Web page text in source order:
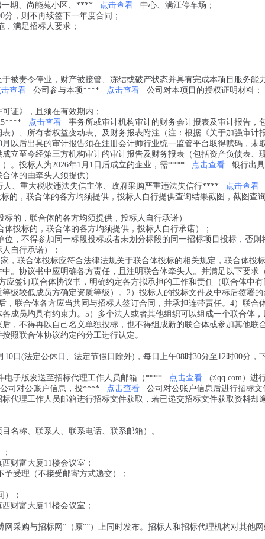
一期、尚能苑小区、****
点击查看
中心、满江停车场；
，则不再续签下一年度合同；
满足招标人要求；
被责令停业，财产被接管、冻结或破产状态并具有完成本项目服务能
查看
公司参与本项**** 点击查看 公司对本项目的授权证明材料；
证》，且须在有效期内；
点击查看
事务所或审计机构审计的财务会计报表及审计报告，
）、所有者权益变动表、及财务报表附注（注：根据《关于加强审计
以后出具的审计报告须在注册会计师行业统一监管平台取得赋码，未
立至今经第三方机构审计的审计报告及财务报表（包括资产负债表、
。投标人为2026年1月1日后成立的企业，需****
点击查看
银行出
体的由牵头人须提供）
人、重大税收违法失信主体、政府采购严重违法失信行****
点击查看
的，联合体的各方均须提供，投标人自行提供查询结果截图，截图查
的，联合体的各方均须提供，投标人自行承诺）
投标的，联合体的各方均须提供，投标人自行承诺）；
，不得参加同一标段投标或者未划分标段的同一招标项目投标，否则
自行承诺）；
，联合体投标应符合法律法规关于联合体投标的相关规定，联合体投
。协议书中应明确各方责任，且注明联合体牵头人。并满足以下要求
应签订联合体协议书，明确约定各方拟承担的工作和责任（联合体中有
级较低成员方确定资质等级）。2）投标人的投标文件及中标后签署的
，联合体各方应当共同与招标人签订合同，并承担连带责任。4）联合
成员均具有约束力。5）多个法人或者其他组织可以组成一个联合体，
，不得再以自己名义单独投标，也不得组成新的联合体或参加其他联
照联合体协议约定的分工进行认定。
10日(法定公休日、法定节假日除外)，每日上午08时30分至12时00分，
电子版发送至招标代理工作人员邮箱（**** 点击查看
@qq.com）进
公司对公账户信息，投****
点击查看
公司对公账户信息后进行招标文
代理工作人员邮箱进行招标文件获取，若已递交招标文件获取资料却
名称、联系人、联系电话、联系邮箱）。
财富大厦11楼会议室；
受理（不接受邮寄方式递交）；
）；
财富大厦11楼会议室；
采购与招标网”（原“”）上同时发布。招标人和招标代理机构对其他